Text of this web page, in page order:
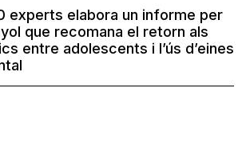
experts elabora un informe per
que recomana el retorn als
entre adolescents i l’ús d’eines